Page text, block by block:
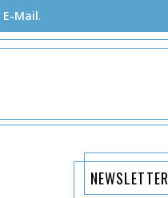
E-Mail.
NEWSLETTER